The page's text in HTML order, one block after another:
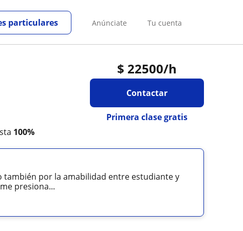
Anúnciate Tu cuenta
particulares
$ 22500/h
Contactar
Primera clase gratis
100%
por la amabilidad entre estudiante y
presiona...